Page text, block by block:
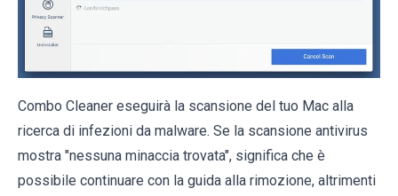
Combo Cleaner eseguirà la scansione del tuo Mac alla
ricerca di infezioni da malware. Se la scansione antivirus
mostra "nessuna minaccia trovata", significa che è
possibile continuare con la guida alla rimozione, altrimenti